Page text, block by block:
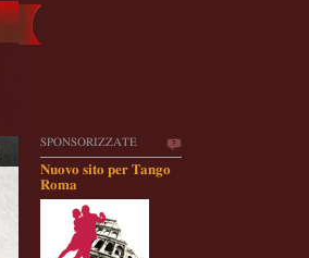
SPONSORIZZATE
Nuovo sito per Tango
Roma